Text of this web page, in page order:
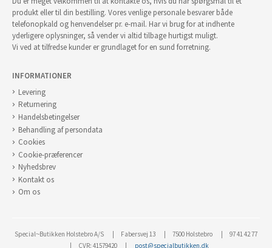
produkt eller til din bestilling. Vores venlige personale besvarer både
telefonopkald og henvendelser pr. e-mail. Har vi brug for at indhente
yderligere oplysninger, så vender vi altid tilbage hurtigst muligt.
Vi ved at tilfredse kunder er grundlaget for en sund forretning.
INFORMATIONER
Levering
Returnering
Handelsbetingelser
Behandling af persondata
Cookies
Cookie-præferencer
Nyhedsbrev
Kontakt os
Om os
Special~Butikken Holstebro A/S Fabersvej 13 7500 Holstebro
97 41 42 77
CVR: 41579420
post@specialbutikken.dk